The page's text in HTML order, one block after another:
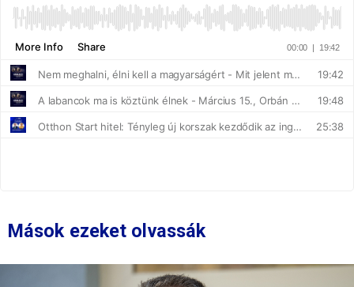
Mások ezeket olvassák